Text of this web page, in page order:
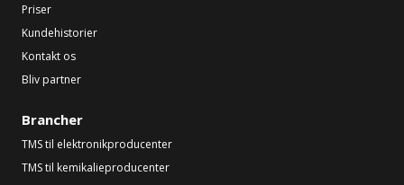
Priser
Kundehistorier
Kontakt os
Bliv partner
Brancher
TMS til elektronikproducenter
TMS til kemikalieproducenter